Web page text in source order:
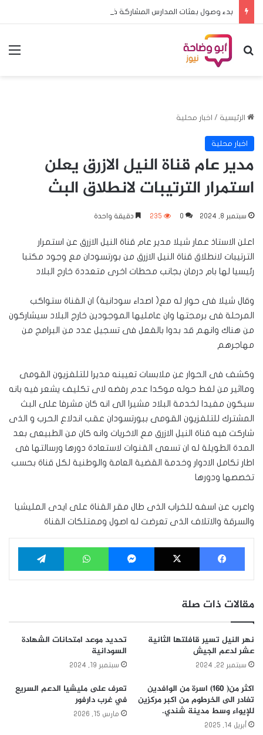
بحث عن
الرئيسية / اخبار محلية
اخبار محلية
مدير عام قناة النيل الازرق يعلن
استمرار الترتيبات لانطلاق البث
سبتمبر 8, 2024 0
235 دقيقة واحدة
اعلن الاستاذ عمار شيلا مدير عام قناة النيل الازرق عن استمرار
الترتيبات لانطلاق قناة النيل الازرق من بورتسودان مع وجود مكتبا
رئيسيا لها بام درمان بجانب محطات اخرى متعددة خارج البلاد
وقال شيلا فى حوار له مع( اصداء سودانية) ان القناة ستواكب
المرحلة فى برمجتها وان عامليها الموجودين خارج البلاد سيشاركون
من هناك وانهم قد بدوا بالفعل فى تسجيل عدد من البرامج من
مهاجرهم
وكشف فى الحوار عن ملابسات تعيينه مديرا للتلفزيون القومى
ومااثير من لغط حوله موكدا عدم رفضه لاى تكليف يشعر فيه بانه
سيكون مفيدا لخدمة البلاد مشيرا الى انه كان مشرفا على البث
المشترك للتلفزيون القومى ببورتسودان عقب اندلاع الحرب و الذى
شاركت فيه قناة النيل الازرق مع الاخريات وانه كان من الطبيعى بعد
المدة الطويلة له ان تسعى القنوات لاستعادة دورها ورسالتها فى
اطار تكامل الادوار وخدمة القضية العامة والوطنية لكل قناة بحسب
تخصصها ودورها
واعرب عن اسفه للخراب الذى طال مقر القناة على ايدى المليشيا
والسرقة والاتلاف الذى تعرضت له اصول وممتلكات القناة
فيسبوك ‫X ماسنجر واتساب
مقالات ذات صلة
نهر النيل تسير قافلتها الثانية
عشر لدعم الجيش
سبتمبر 22, 2024
تحديد موعد امتحانات الشهادة
السودانية
سبتمبر 19, 2024
اكثر من( 160) اسرة من الوافدين
تغادر الى الخرطوم من اكبر مركزين
للإيواء وسط مدينة شندي.
أبريل 14, 2025
تعرف على مليشيا الدعم السريع
في غرب دارفور
مارس 15, 2026